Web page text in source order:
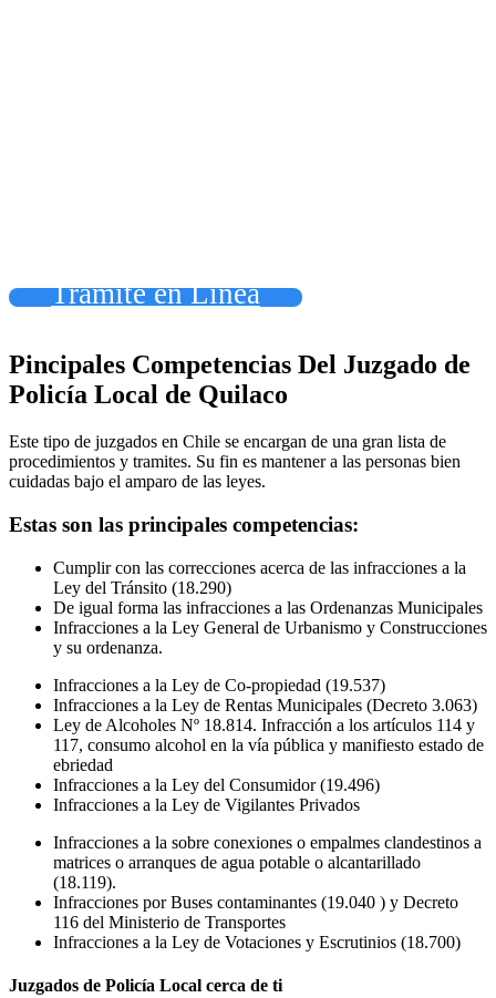
Tramite en Linea
Pincipales Competencias Del Juzgado de
Policía Local de Quilaco
Este tipo de juzgados en Chile se encargan de una gran lista de
procedimientos y tramites. Su fin es mantener a las personas bien
cuidadas bajo el amparo de las leyes.
Estas son las principales competencias:
Cumplir con las correcciones acerca de las infracciones a la
Ley del Tránsito (18.290)
De igual forma las infracciones a las Ordenanzas Municipales
Infracciones a la Ley General de Urbanismo y Construcciones
y su ordenanza.
Infracciones a la Ley de Co-propiedad (19.537)
Infracciones a la Ley de Rentas Municipales (Decreto 3.063)
Ley de Alcoholes Nº 18.814. Infracción a los artículos 114 y
117, consumo alcohol en la vía pública y manifiesto estado de
ebriedad
Infracciones a la Ley del Consumidor (19.496)
Infracciones a la Ley de Vigilantes Privados
Infracciones a la sobre conexiones o empalmes clandestinos a
matrices o arranques de agua potable o alcantarillado
(18.119).
Infracciones por Buses contaminantes (19.040 ) y Decreto
116 del Ministerio de Transportes
Infracciones a la Ley de Votaciones y Escrutinios (18.700)
Juzgados de Policía Local cerca de ti